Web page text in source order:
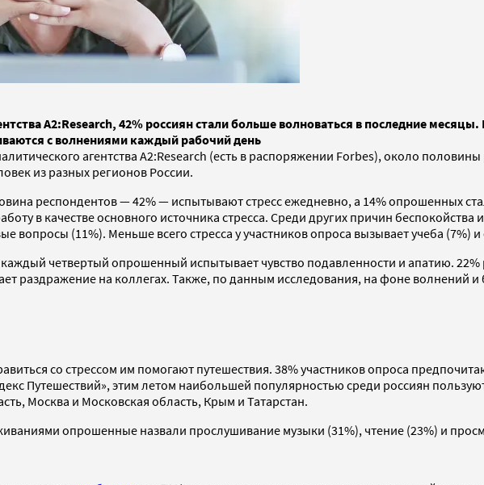
А2:Research, 42% россиян стали больше волноваться в последние
с волнениями каждый рабочий день
агентства А2:Research (есть в распоряжении Forbes), около
из разных регионов России.
респондентов — 42% — испытывают стресс ежедневно, а 14% опрошенных
в качестве основного источника стресса. Среди других причин
вопросы (11%). Меньше всего стресса у участников опроса вызывает учеба (7%)
каждый четвертый опрошенный испытывает чувство подавленности и апатию.
раздражение на коллегах. Также, по данным исследования, на фоне волнений
со стрессом им помогают путешествия. 38% участников опроса
Путешествий», этим летом наибольшей популярностью среди россиян
Москва и Московская область, Крым и Татарстан.
опрошенные назвали прослушивание музыки (31%), чтение (23%) и